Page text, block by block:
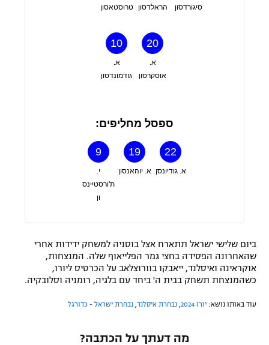
טרוסטאסון
הראלדסון
סיגורדסון
10
א.
גודמונדסון
20
א.
אוסקרסון
ספסל מחליפים:
9
י.
ת'ורסטיינס
ון
19
א. יוהאנסון
22
א. גודיונסן
ביום שלישי ישראל תתארח אצל בוסניה למשחק ידידות אחרי
שהאחרונה הפסידה בחצי גמר הפלייאוף שלה. המנצחות,
אוקראינה ואיסלנד, ייאבקו בוורוצלאב על הכרטיס ליורו,
כשהמנצחת תשחק בבית ה' ביחד עם בלגיה, רומניה וסלובקיה.
עוד באותו נושא: יורו 2024 נבחרת איסלנד נבחרת ישראל - כדורגל
מה דעתך על הכתבה?